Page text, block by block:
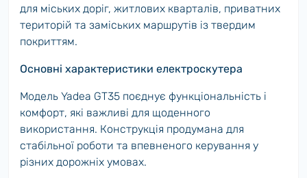
для міських доріг, житлових кварталів, приватних
територій та заміських маршрутів із твердим
покриттям.
Основні характеристики електроскутера
Модель Yadea GT35 поєднує функціональність і
комфорт, які важливі для щоденного
використання. Конструкція продумана для
стабільної роботи та впевненого керування у
різних дорожніх умовах.